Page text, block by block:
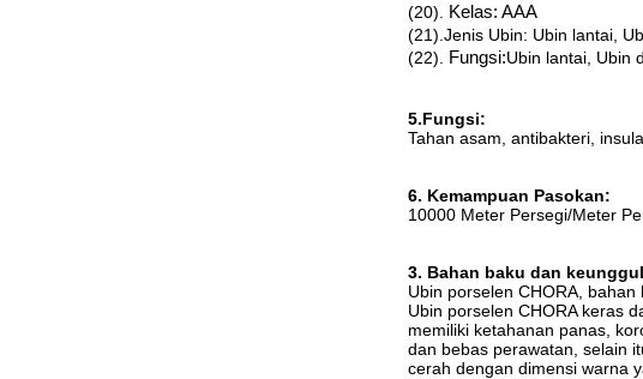
(20).
Kelas: AAA
(21).Jenis Ubin: Ubin lantai,
(22).
Fungsi:Ubin lantai, Ubin
5.Fungsi:
Tahan asam, antibakteri,
6. Kemampuan Pasokan:
10000 Meter Persegi/Meter
3. Bahan baku dan
Ubin porselen CHORA, bahan
Ubin porselen CHORA keras
memiliki ketahanan panas,
dan bebas perawatan, selain
cerah dengan dimensi warna